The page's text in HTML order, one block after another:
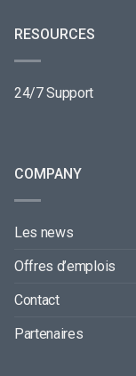
RESOURCES
24/7 Support
COMPANY
Les news
Offres d’emplois
Contact
Partenaires